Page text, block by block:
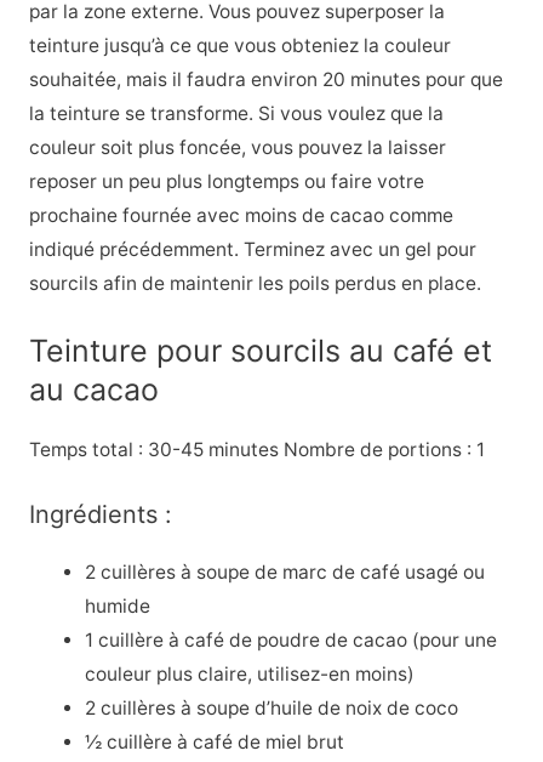
par la zone externe. Vous pouvez superposer la
teinture jusqu’à ce que vous obteniez la couleur
souhaitée, mais il faudra environ 20 minutes pour que
la teinture se transforme. Si vous voulez que la
couleur soit plus foncée, vous pouvez la laisser
reposer un peu plus longtemps ou faire votre
prochaine fournée avec moins de cacao comme
indiqué précédemment. Terminez avec un gel pour
sourcils afin de maintenir les poils perdus en place.
Teinture pour sourcils au café et
au cacao
Temps total : 30-45 minutes Nombre de portions : 1
Ingrédients :
2 cuillères à soupe de marc de café usagé ou
humide
1 cuillère à café de poudre de cacao (pour une
couleur plus claire, utilisez-en moins)
2 cuillères à soupe d’huile de noix de coco
½ cuillère à café de miel brut